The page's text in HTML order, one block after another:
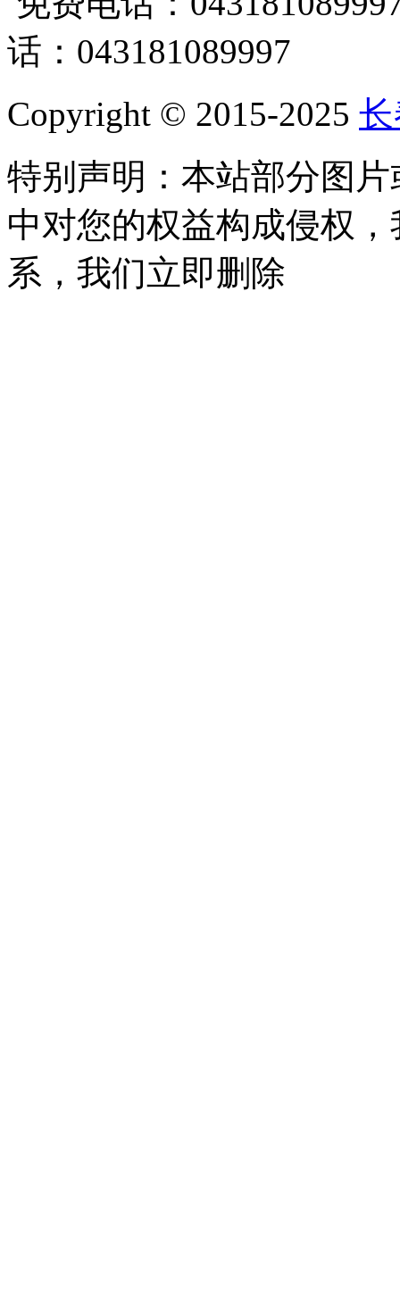
话：043181089997
Copyright © 2015-2025
特别声明：本站部分图
中对您的权益构成侵权
系，我们立即删除